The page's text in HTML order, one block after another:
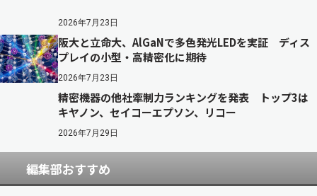
2026年7月23日
阪大と立命大、AlGaNで多色発光LEDを実証 ディス
プレイの小型・高精密化に期待
2026年7月23日
精密機器の他社牽制力ランキングを発表 トップ3は
キヤノン、セイコーエプソン、リコー
2026年7月29日
編集部おすすめ